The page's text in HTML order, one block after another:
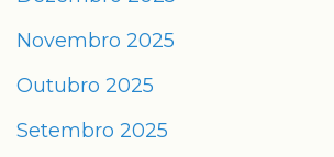
Novembro 2025
Outubro 2025
Setembro 2025